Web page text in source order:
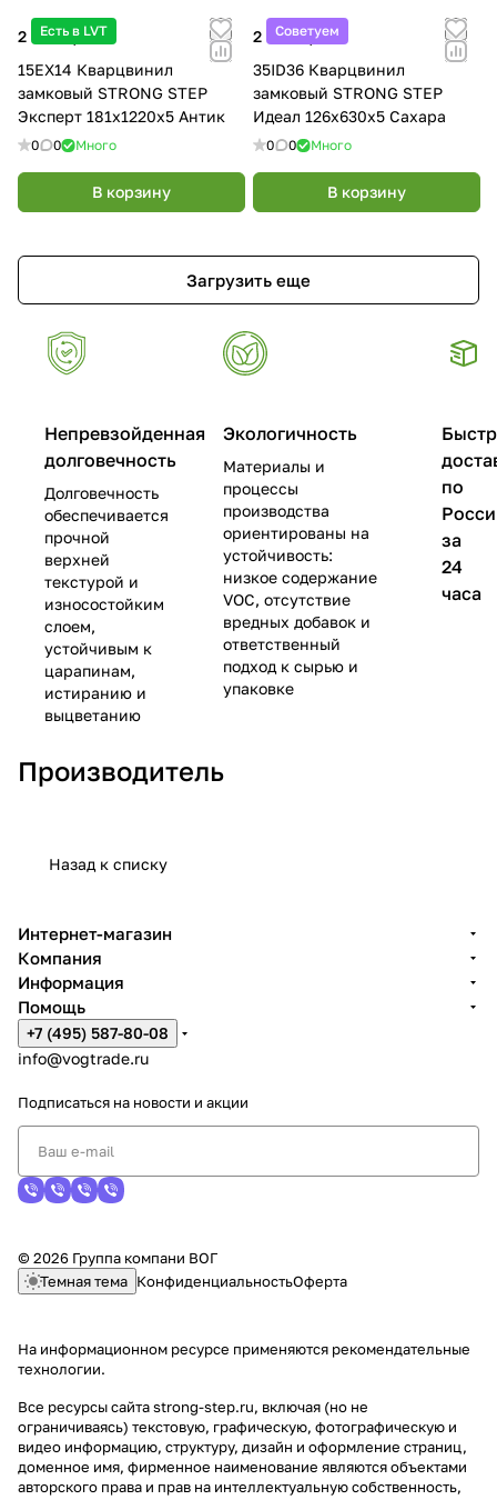
Есть в LVT
2 590 ₽/ м²
15EX14 Кварцвинил
замковый STRONG STEP
Эксперт 181x1220x5 Антик
0 0 Много
В корзину
Советуем
2 890 ₽/м²
35ID36 Кварцвинил
замковый STRONG STEP
Идеал 126x630x5 Сахара
0 0 Много
В корзину
Загрузить еще
Непревзойденная
долговечность
Долговечность
обеспечивается
прочной
верхней
текстурой и
износостойким
слоем,
устойчивым к
царапинам,
истиранию и
выцветанию
Экологичность
Материалы и
процессы
производства
ориентированы на
устойчивость:
низкое содержание
VOC, отсутствие
вредных добавок и
ответственный
подход к сырью и
упаковке
по
за
24
часа
Производитель
Назад к списку
Интернет-магазин
Компания
Информация
Помощь
+7 (495) 587-80-08
info@vogtrade.ru
Подписаться на новости и акции
© 2026 Группа компани ВОГ
Темная тема КонфиденциальностьОферта
На информационном ресурсе применяются рекомендательные
технологии.
Все ресурсы сайта strong-step.ru, включая (но не
ограничиваясь) текстовую, графическую, фотографическую и
видео информацию, структуру, дизайн и оформление страниц,
доменное имя, фирменное наименование являются объектами
авторского права и прав на интеллектуальную собственность,